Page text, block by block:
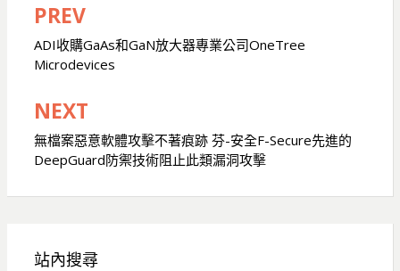
文
章
導
覽
PREV
ADI收購GaAs和GaN放大器專業公司OneTree
Microdevices
NEXT
無檔案惡意軟體攻擊不著痕跡 芬-安全F-Secure先進的
DeepGuard防禦技術阻止此類漏洞攻擊
站內搜尋